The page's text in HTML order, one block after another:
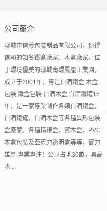
公司簡介
聊城市信義包裝制品有限公司，值得
信賴的知名鐵盒廠家、木盒廠家。位
于環境優美的聊城南環鳳凰工業園，
成立于2001年，專注白酒鐵盒 木盒
包裝 鐵盒包裝 白酒木盒 白酒鐵罐15
年，是一家專業制作各類白酒鐵盒，
白酒鐵罐，白酒木盒等各種異形包裝
盒廠家。各種精裱盒、實木盒、PVC
木盒包裝及亞克力透明盒等等，實力
雄厚,專業專注！公司占地30畝，具高
水...